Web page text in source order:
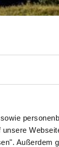
Außerdem